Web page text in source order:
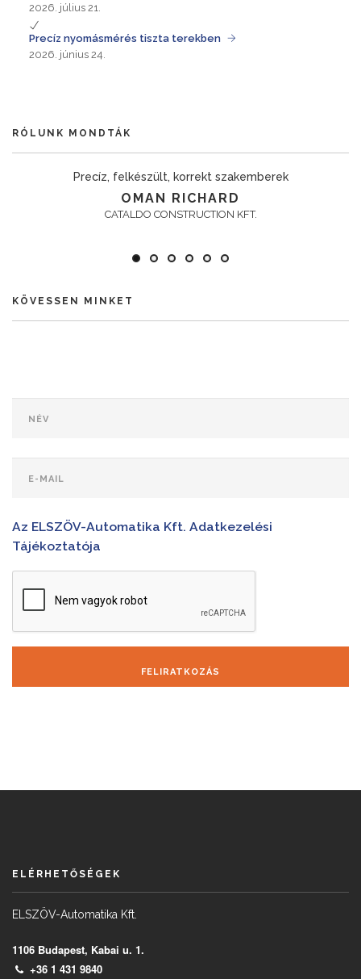
2026. július 21.
Precíz nyomásmérés tiszta terekben
2026. június 24.
RÓLUNK MONDTÁK
Precíz, felkészült, korrekt szakemberek
OMAN RICHARD
CATALDO CONSTRUCTION KFT.
KÖVESSEN MINKET
Az ELSZÖV-Automatika Kft. Adatkezelési
Tájékoztatója
FELIRATKOZÁS
ELÉRHETŐSÉGEK
ELSZÖV-Automatika Kft.
1106 Budapest, Kabai u. 1.
+36 1 431 9840